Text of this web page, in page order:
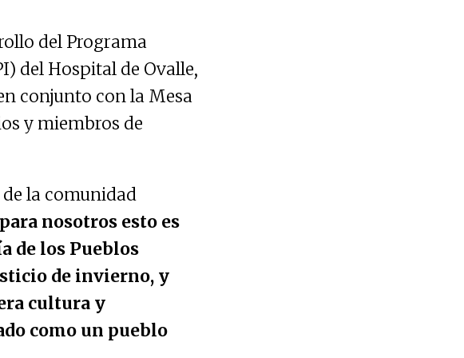
del Programa
del Hospital de Ovalle,
conjunto con la Mesa
y miembros de
la comunidad
nosotros esto es
de los Pueblos
de invierno, y
cultura y
como un pueblo